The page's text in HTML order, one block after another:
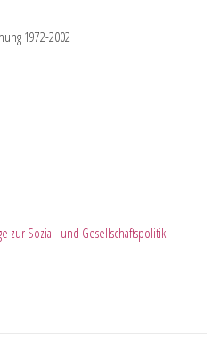
1972-2002
zur Sozial- und Gesellschaftspolitik